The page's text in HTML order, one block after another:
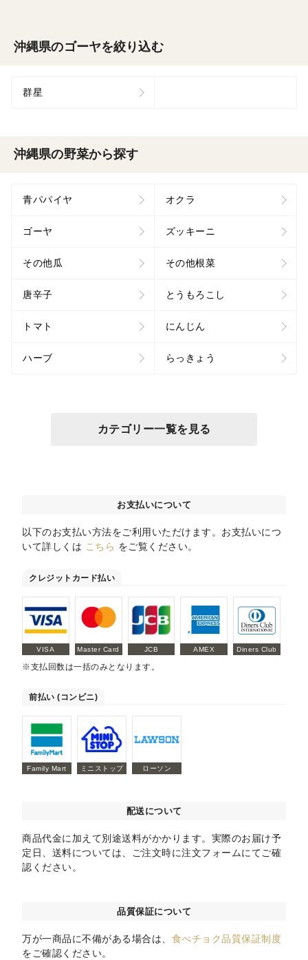
沖縄県のゴーヤを絞り込む
群星
沖縄県の野菜から探す
青パパイヤ オクラ
ゴーヤ ズッキーニ
その他瓜 その他根菜
唐辛子 とうもろこし
トマト にんじん
ハーブ らっきょう
カテゴリー一覧を見る
お支払いについて
以下のお支払い方法をご利用いただけます。お支払いにつ
いて詳しくは こちら をご覧ください。
クレジットカード払い
VISA Master Card JCB AMEX Diners Club
※支払回数は一括のみとなります。
前払い (コンビニ)
Family Mart ミニストップ ローソン
配送について
商品代金に加えて別途送料がかかります。実際のお届け予
定日、送料については、ご注文時に注文フォームにてご確
認ください。
品質保証について
万が一商品に不備がある場合は、 食べチョク品質保証制度
をご確認ください。